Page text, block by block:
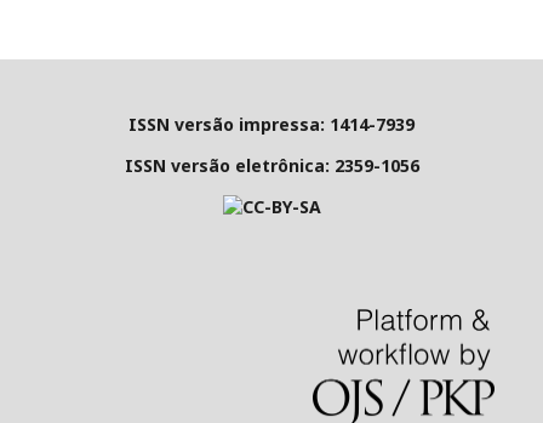
ISSN versão impressa: 1414-7939
ISSN versão eletrônica: 2359-1056